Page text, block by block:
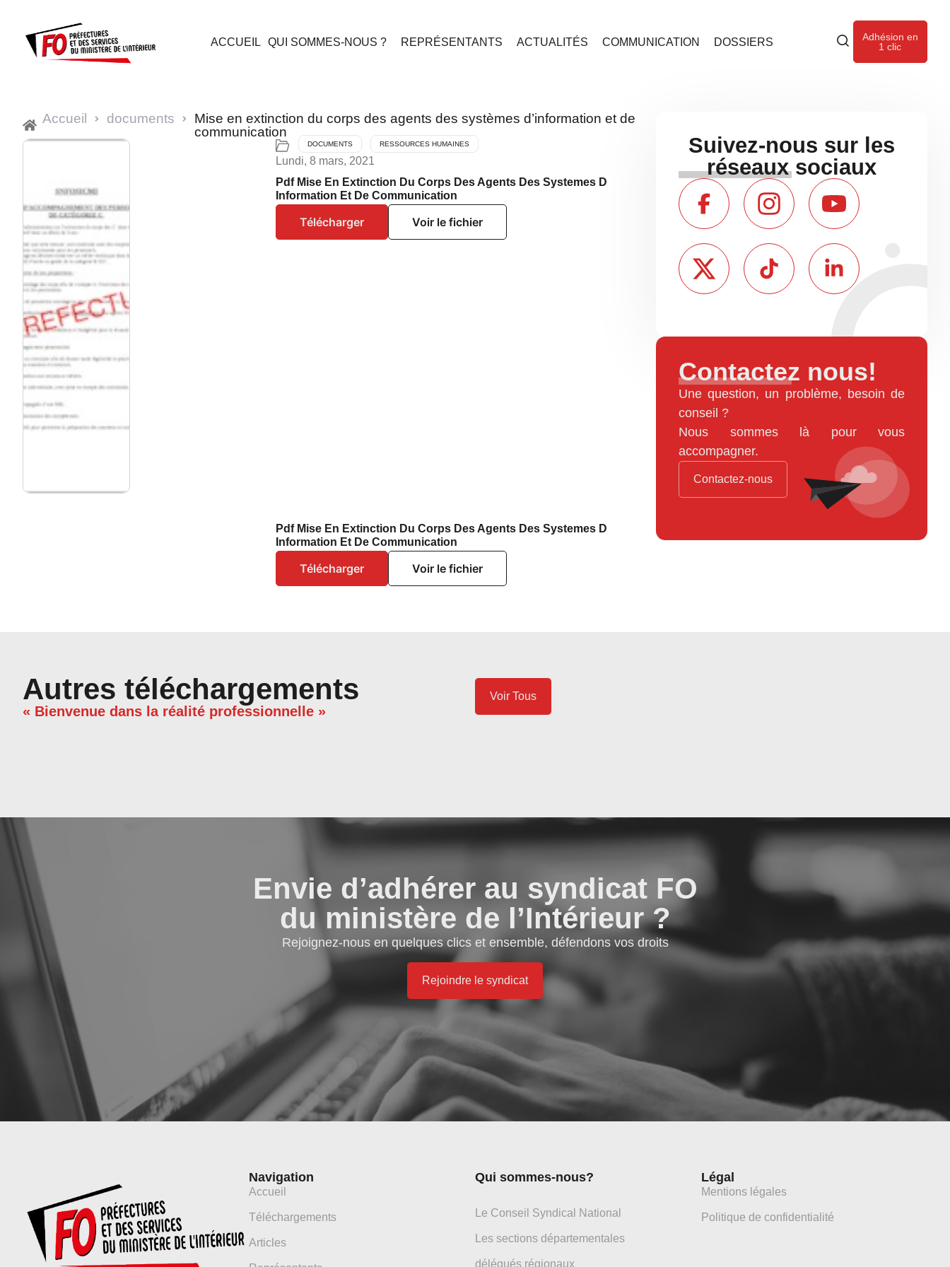
ACCUEIL QUI SOMMES-NOUS ? REPRÉSENTANTS ACTUALITÉS COMMUNICATION DOSSIERS
Adhésion en
1 clic
Accueil documents
Mise en extinction du corps des agents des systèmes d’information et de
communication
DOCUMENTS RESSOURCES HUMAINES
Lundi, 8 mars, 2021
Pdf Mise En Extinction Du Corps Des Agents Des Systemes D
Information Et De Communication
Télécharger Voir le fichier
Pdf Mise En Extinction Du Corps Des Agents Des Systemes D
Information Et De Communication
Télécharger Voir le fichier
Suivez-nous sur les
réseaux sociaux
Contactez nous!
Une question, un problème, besoin de
conseil ?
Nous sommes là pour vous
accompagner.
Contactez-nous
Autres téléchargements
« Bienvenue dans la réalité professionnelle »
Voir Tous
Envie d’adhérer au syndicat FO
du ministère de l’Intérieur ?
Rejoignez-nous en quelques clics et ensemble, défendons vos droits
Rejoindre le syndicat
Navigation
Accueil
Téléchargements
Articles
Qui sommes-nous?
Le Conseil Syndical National
Les sections départementales
délégués régionaux
Légal
Mentions légales
Politique de confidentialité